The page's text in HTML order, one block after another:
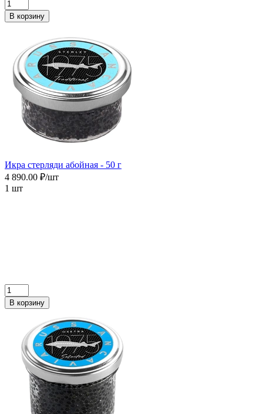
В корзину
Икра cтерляди абойная - 50 г
4 890.00 ₽/шт
1 шт
В корзину